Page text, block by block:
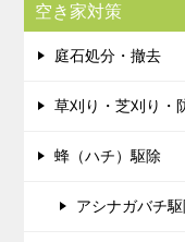
空き家対策
庭石処分・撤去
草刈り・芝刈り・
蜂（ハチ）駆除
アシナガバチ駆